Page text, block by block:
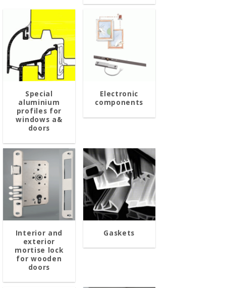
Special
aluminium
profiles for
windows a&
doors
Electronic
components
Interior and
exterior
mortise lock
for wooden
doors
Gaskets